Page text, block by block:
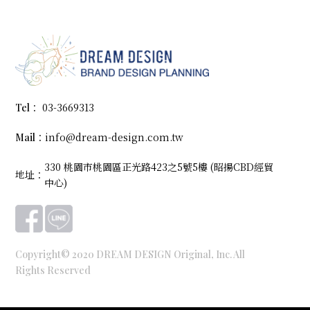
Tel： 03-3669313
Mail： info@dream-design.com.tw
地址：
330 桃園市桃園區正光路423之5號5樓 (昭揚CBD經貿
中心)
Copyright© 2020 DREAM DESIGN Original, Inc. All
Rights Reserved